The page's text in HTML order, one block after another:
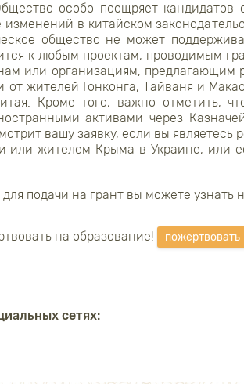
особо поощряет кандидатов
в китайском
общество не может
к любым проектам, проводимым
или организациям, предлагающим
жителей Гонконга, Тайваня и
Кроме того, важно отметить,
активами через
вашу заявку, если вы
или жителем Крыма в Украине, или
подачи на грант вы можете узнать
на образование! пожертвовать
сетях: